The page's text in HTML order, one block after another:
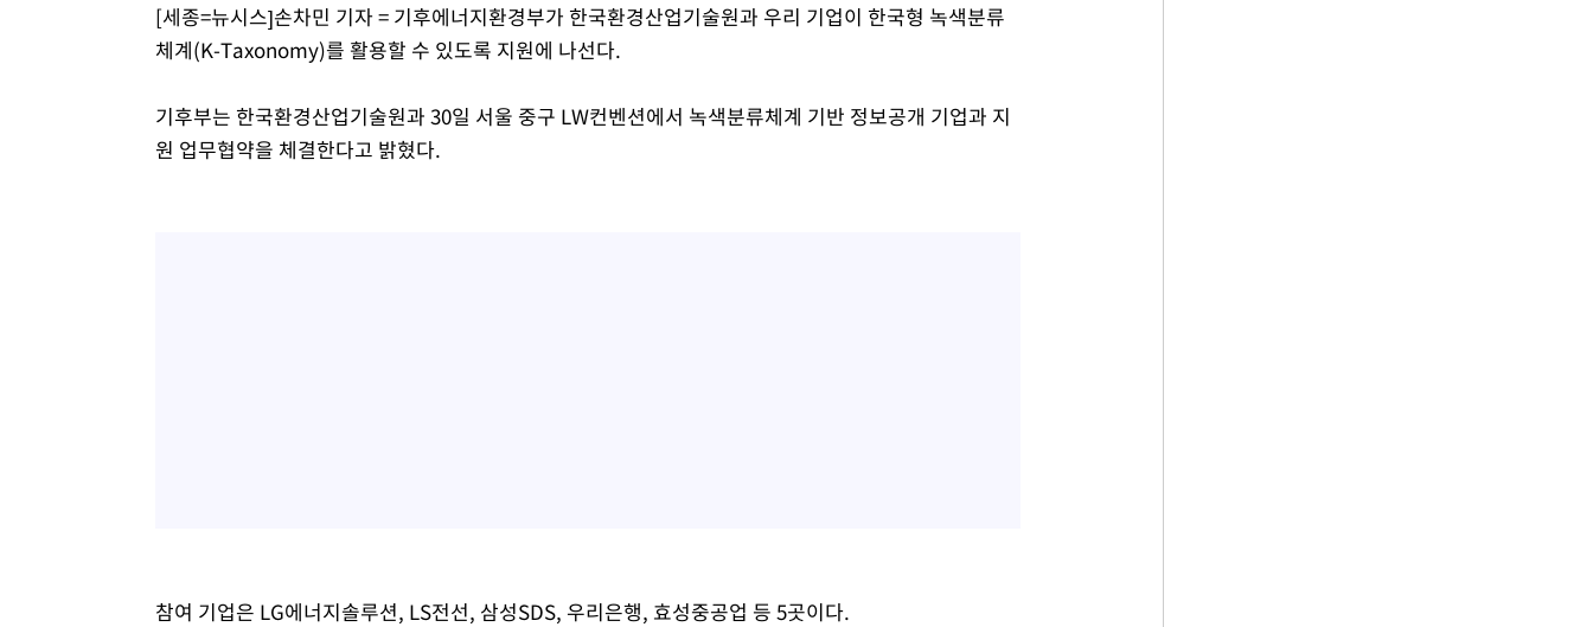
[세종=뉴시스]손차민 기자 = 기후에너지환경부가 한국환경산업기술원과 우리 기업이 한국형 녹색분류
체계(K-Taxonomy)를 활용할 수 있도록 지원에 나선다.
기후부는 한국환경산업기술원과 30일 서울 중구 LW컨벤션에서 녹색분류체계 기반 정보공개 기업과 지
원 업무협약을 체결한다고 밝혔다.
참여 기업은 LG에너지솔루션, LS전선, 삼성SDS, 우리은행, 효성중공업 등 5곳이다.